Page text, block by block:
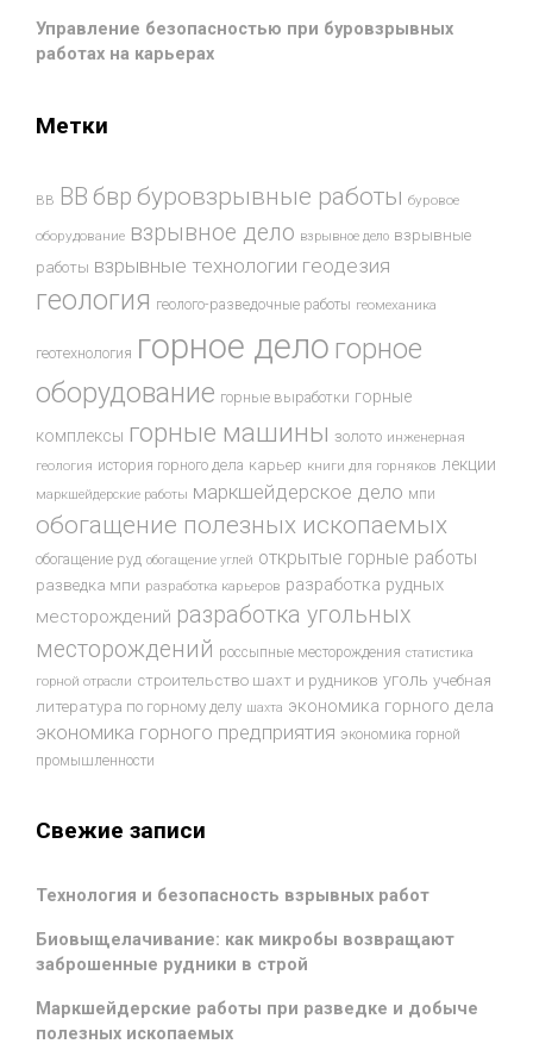
Управление безопасностью при буровзрывных
работах на карьерах
Метки
ВВ ВВ бвр буровзрывные работы буровое
оборудование взрывное дело взрывное дело взрывные
работы взрывные технологии геодезия
геология геолого-разведочные работы геомеханика
геотехнология горное дело горное
оборудование горные выработки горные
комплексы горные машины золото инженерная
геология история горного дела карьер книги для горняков лекции
маркшейдерские работы маркшейдерское дело мпи
обогащение полезных ископаемых
обогащение руд обогащение углей открытые горные работы
разведка мпи разработка карьеров разработка рудных
месторождений разработка угольных
месторождений россыпные месторождения статистика
горной отрасли строительство шахт и рудников уголь учебная
литература по горному делу шахта экономика горного дела
экономика горного предприятия экономика горной
промышленности
Свежие записи
Технология и безопасность взрывных работ
Биовыщелачивание: как микробы возвращают
заброшенные рудники в строй
Маркшейдерские работы при разведке и добыче
полезных ископаемых